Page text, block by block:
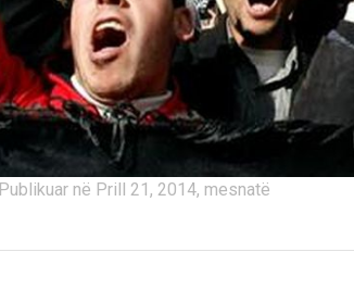
Publikuar në Prill 21, 2014, mesnatë